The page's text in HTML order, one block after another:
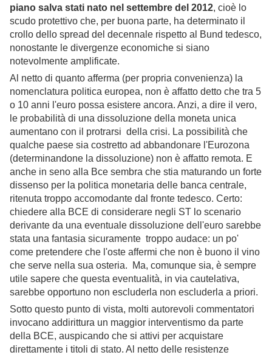
piano salva stati nato nel settembre del 2012, cioè lo
scudo protettivo che, per buona parte, ha determinato il
crollo dello spread del decennale rispetto al Bund tedesco,
nonostante le divergenze economiche si siano
notevolmente amplificate.
Al netto di quanto afferma (per propria convenienza) la
nomenclatura politica europea, non è affatto detto che tra 5
o 10 anni l'euro possa esistere ancora. Anzi, a dire il vero,
le probabilità di una dissoluzione della moneta unica
aumentano con il protrarsi della crisi. La possibilità che
qualche paese sia costretto ad abbandonare l'Eurozona
(determinandone la dissoluzione) non è affatto remota. E
anche in seno alla Bce sembra che stia maturando un forte
dissenso per la politica monetaria delle banca centrale,
ritenuta troppo accomodante dal fronte tedesco. Certo:
chiedere alla BCE di considerare negli ST lo scenario
derivante da una eventuale dissoluzione dell'euro sarebbe
stata una fantasia sicuramente troppo audace: un po'
come pretendere che l'oste affermi che non è buono il vino
che serve nella sua osteria. Ma, comunque sia, è sempre
utile sapere che questa eventualità, in via cautelativa,
sarebbe opportuno non escluderla non escluderla a priori.
Sotto questo punto di vista, molti autorevoli commentatori
invocano addirittura un maggior interventismo da parte
della BCE, auspicando che si attivi per acquistare
direttamente i titoli di stato. Al netto delle resistenze